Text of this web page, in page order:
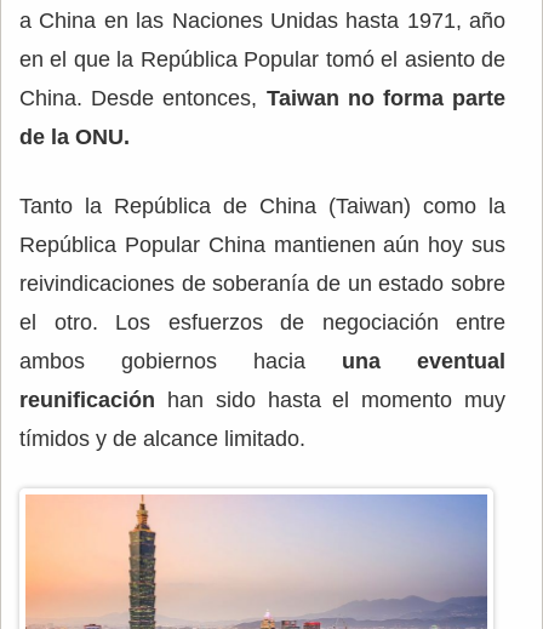
a China en las Naciones Unidas hasta 1971, año
en el que la República Popular tomó el asiento de
China. Desde entonces, Taiwan no forma parte
de la ONU.
Tanto la República de China (Taiwan) como la
República Popular China mantienen aún hoy sus
reivindicaciones de soberanía de un estado sobre
el otro. Los esfuerzos de negociación entre
ambos gobiernos hacia una eventual
reunificación han sido hasta el momento muy
tímidos y de alcance limitado.